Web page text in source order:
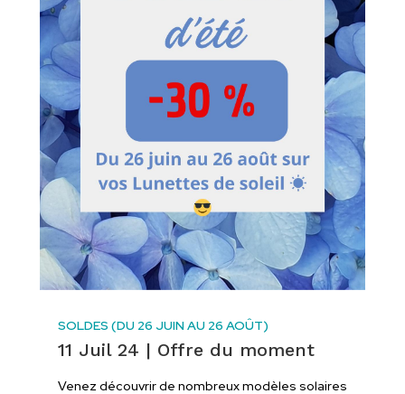
SOLDES (DU 26 JUIN AU 26 AOÛT)
11 Juil 24 | Offre du moment
Venez découvrir de nombreux modèles solaires